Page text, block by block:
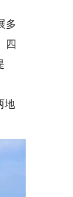
多
四
地